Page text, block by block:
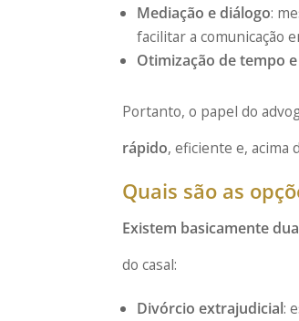
Mediação e diálogo:
facilitar a comunicação
Otimização de tempo
Portanto, o papel do
rápido, eficiente e, acima
Quais são as
Existem basicamente
do casal:
Divórcio extrajudicial: